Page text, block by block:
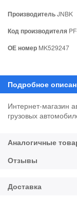
ПроизводительJNBK
Код производителя
ОЕ номер MK529247
Интернет-магазин
грузовых